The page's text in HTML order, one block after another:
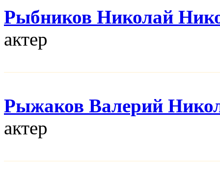
Рыбников Николай
актер
Рыжаков Валерий
актер